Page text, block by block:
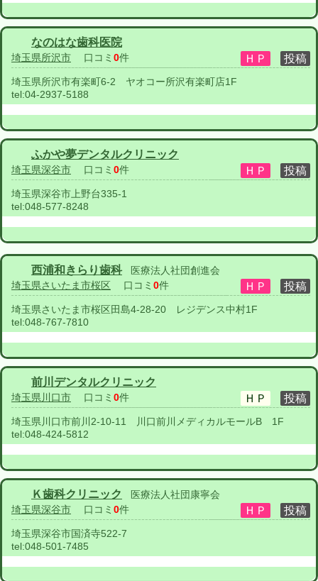
なのはな歯科医院
埼玉県所沢市 口コミ 0件
埼玉県所沢市有楽町6-2 ヤオコー所沢有楽町店1F
tel:04-2937-5188
ふかや夢デンタルクリニック
埼玉県深谷市 口コミ 0件
埼玉県深谷市上野台335-1
tel:048-577-8248
西浦和きらり歯科
医療法人社団創進会
埼玉県さいたま市桜区 口コミ 0件
埼玉県さいたま市桜区田島4-28-20 レジデンス中村1F
tel:048-767-7810
前川デンタルクリニック
埼玉県川口市 口コミ 0件
埼玉県川口市前川2-10-11 川口前川メディカルモールB 1F
tel:048-424-5812
Ｋ歯科クリニック
医療法人社団康寧会
埼玉県深谷市 口コミ 0件
埼玉県深谷市国済寺522-7
tel:048-501-7485